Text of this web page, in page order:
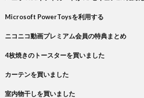
Microsoft PowerToysを利用する
ニコニコ動画プレミアム会員の特典まとめ
4枚焼きのトースターを買いました
カーテンを買いました
室内物干しを買いました